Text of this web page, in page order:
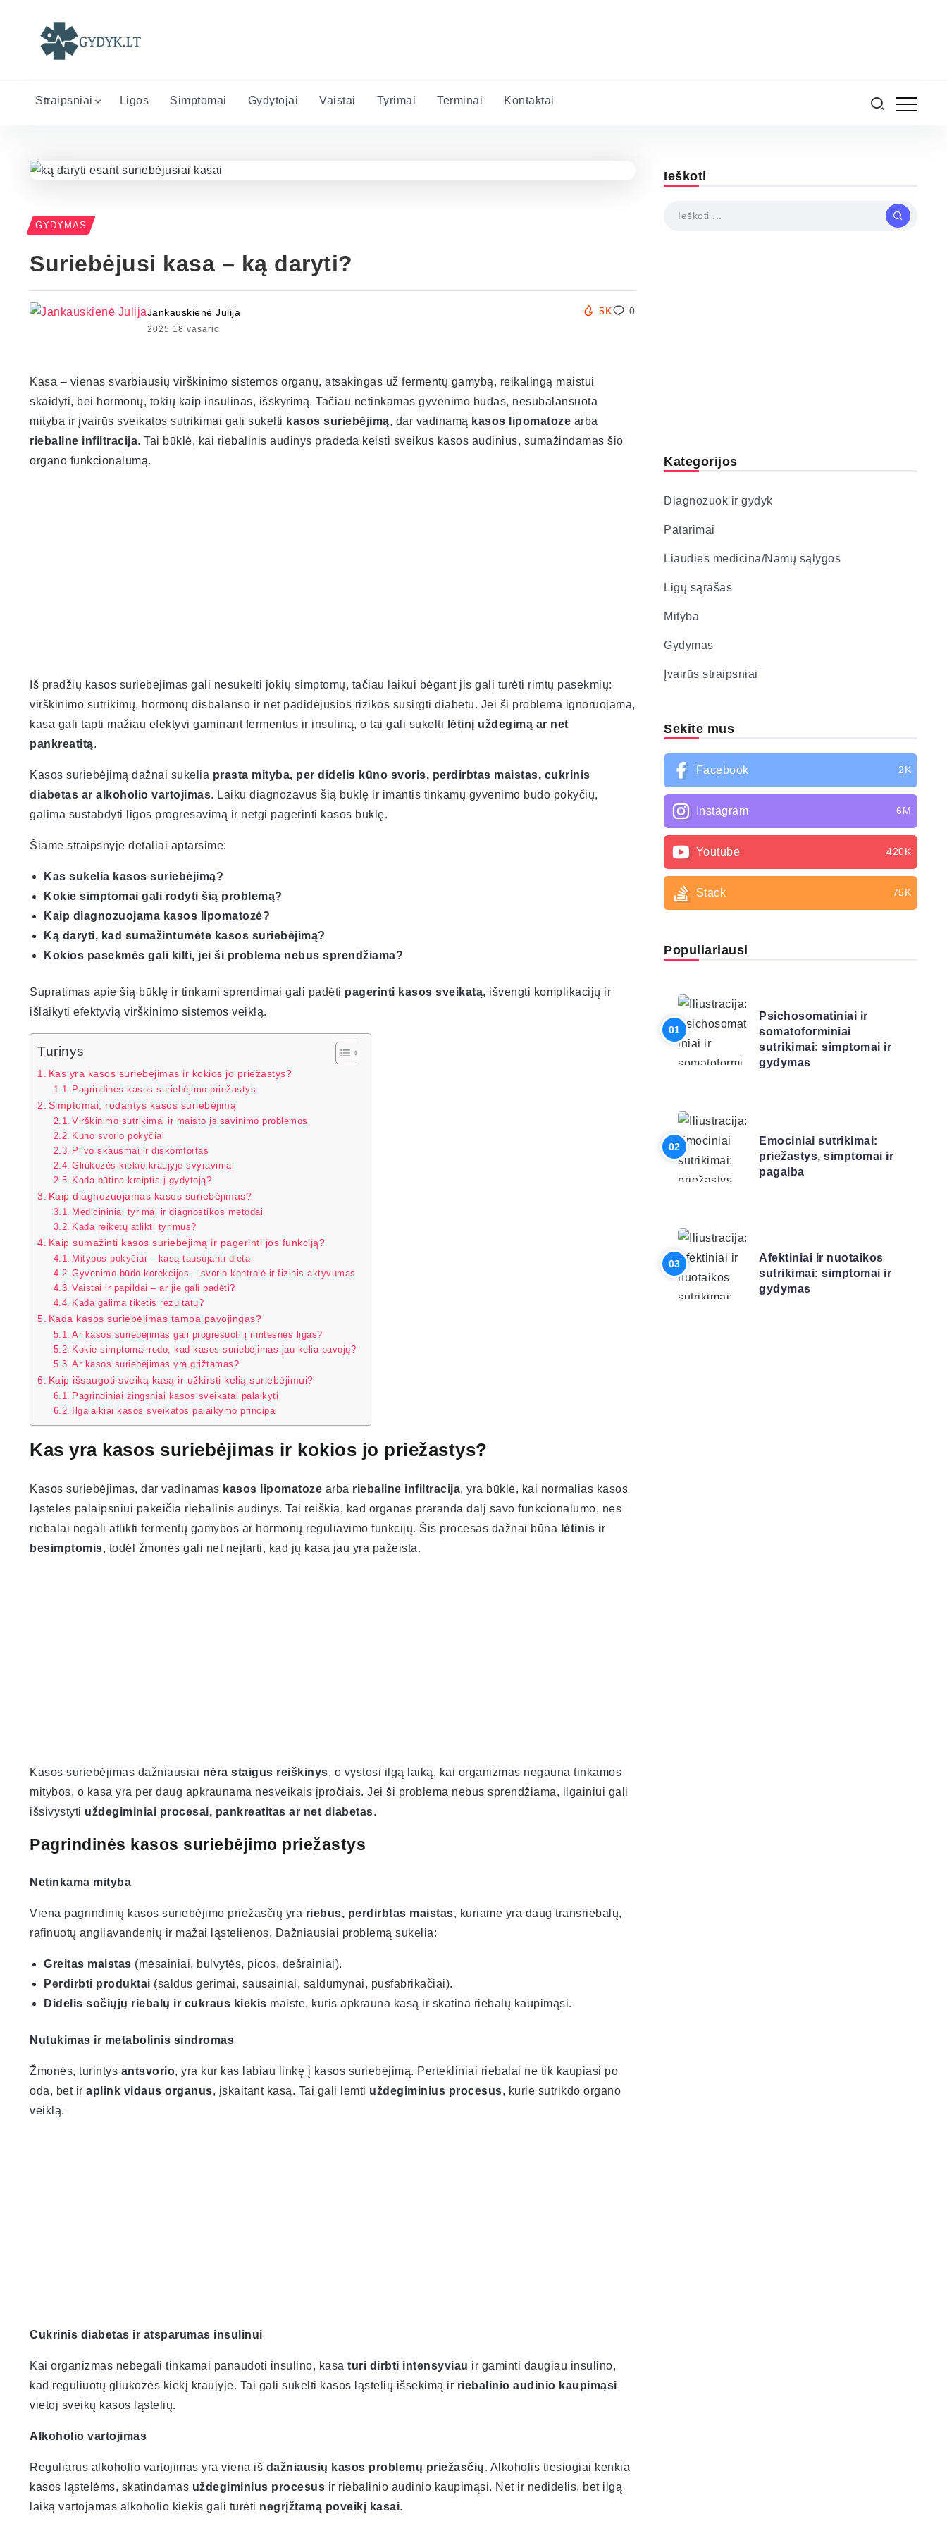
Straipsniai Ligos Simptomai Gydytojai Vaistai Tyrimai Terminai Kontaktai
GYDYMAS
Suriebėjusi kasa – ką daryti?
Jankauskienė Julija
2025 18 vasario
5K 0
Kasa – vienas svarbiausių virškinimo sistemos organų, atsakingas už fermentų gamybą, reikalingą maistui
skaidyti, bei hormonų, tokių kaip insulinas, išskyrimą. Tačiau netinkamas gyvenimo būdas, nesubalansuota
mityba ir įvairūs sveikatos sutrikimai gali sukelti kasos suriebėjimą, dar vadinamą kasos lipomatoze arba
riebaline infiltracija. Tai būklė, kai riebalinis audinys pradeda keisti sveikus kasos audinius, sumažindamas šio
organo funkcionalumą.
Iš pradžių kasos suriebėjimas gali nesukelti jokių simptomų, tačiau laikui bėgant jis gali turėti rimtų pasekmių:
virškinimo sutrikimų, hormonų disbalanso ir net padidėjusios rizikos susirgti diabetu. Jei ši problema ignoruojama,
kasa gali tapti mažiau efektyvi gaminant fermentus ir insuliną, o tai gali sukelti lėtinį uždegimą ar net
pankreatitą.
Kasos suriebėjimą dažnai sukelia prasta mityba, per didelis kūno svoris, perdirbtas maistas, cukrinis
diabetas ar alkoholio vartojimas. Laiku diagnozavus šią būklę ir imantis tinkamų gyvenimo būdo pokyčių,
galima sustabdyti ligos progresavimą ir netgi pagerinti kasos būklę.
Šiame straipsnyje detaliai aptarsime:
Kas sukelia kasos suriebėjimą?
Kokie simptomai gali rodyti šią problemą?
Kaip diagnozuojama kasos lipomatozė?
Ką daryti, kad sumažintumėte kasos suriebėjimą?
Kokios pasekmės gali kilti, jei ši problema nebus sprendžiama?
Supratimas apie šią būklę ir tinkami sprendimai gali padėti pagerinti kasos sveikatą, išvengti komplikacijų ir
išlaikyti efektyvią virškinimo sistemos veiklą.
Turinys
Kas yra kasos suriebėjimas ir kokios jo priežastys?
Pagrindinės kasos suriebėjimo priežastys
Simptomai, rodantys kasos suriebėjimą
Virškinimo sutrikimai ir maisto įsisavinimo problemos
Kūno svorio pokyčiai
Pilvo skausmai ir diskomfortas
Gliukozės kiekio kraujyje svyravimai
Kada būtina kreiptis į gydytoją?
Kaip diagnozuojamas kasos suriebėjimas?
Medicininiai tyrimai ir diagnostikos metodai
Kada reikėtų atlikti tyrimus?
Kaip sumažinti kasos suriebėjimą ir pagerinti jos funkciją?
Mitybos pokyčiai – kasą tausojanti dieta
Gyvenimo būdo korekcijos – svorio kontrolė ir fizinis aktyvumas
Vaistai ir papildai – ar jie gali padėti?
Kada galima tikėtis rezultatų?
Kada kasos suriebėjimas tampa pavojingas?
Ar kasos suriebėjimas gali progresuoti į rimtesnes ligas?
Kokie simptomai rodo, kad kasos suriebėjimas jau kelia pavojų?
Ar kasos suriebėjimas yra grįžtamas?
Kaip išsaugoti sveiką kasą ir užkirsti kelią suriebėjimui?
Pagrindiniai žingsniai kasos sveikatai palaikyti
Ilgalaikiai kasos sveikatos palaikymo principai
Kas yra kasos suriebėjimas ir kokios jo priežastys?
Kasos suriebėjimas, dar vadinamas kasos lipomatoze arba riebaline infiltracija, yra būklė, kai normalias kasos
ląsteles palaipsniui pakeičia riebalinis audinys. Tai reiškia, kad organas praranda dalį savo funkcionalumo, nes
riebalai negali atlikti fermentų gamybos ar hormonų reguliavimo funkcijų. Šis procesas dažnai būna lėtinis ir
besimptomis, todėl žmonės gali net neįtarti, kad jų kasa jau yra pažeista.
Kasos suriebėjimas dažniausiai nėra staigus reiškinys, o vystosi ilgą laiką, kai organizmas negauna tinkamos
mitybos, o kasa yra per daug apkraunama nesveikais įpročiais. Jei ši problema nebus sprendžiama, ilgainiui gali
išsivystyti uždegiminiai procesai, pankreatitas ar net diabetas.
Pagrindinės kasos suriebėjimo priežastys
Netinkama mityba
Viena pagrindinių kasos suriebėjimo priežasčių yra riebus, perdirbtas maistas, kuriame yra daug transriebalų,
rafinuotų angliavandenių ir mažai ląstelienos. Dažniausiai problemą sukelia:
Greitas maistas (mėsainiai, bulvytės, picos, dešrainiai).
Perdirbti produktai (saldūs gėrimai, sausainiai, saldumynai, pusfabrikačiai).
Didelis sočiųjų riebalų ir cukraus kiekis maiste, kuris apkrauna kasą ir skatina riebalų kaupimąsi.
Nutukimas ir metabolinis sindromas
Žmonės, turintys antsvorio, yra kur kas labiau linkę į kasos suriebėjimą. Pertekliniai riebalai ne tik kaupiasi po
oda, bet ir aplink vidaus organus, įskaitant kasą. Tai gali lemti uždegiminius procesus, kurie sutrikdo organo
veiklą.
Cukrinis diabetas ir atsparumas insulinui
Kai organizmas nebegali tinkamai panaudoti insulino, kasa turi dirbti intensyviau ir gaminti daugiau insulino,
kad reguliuotų gliukozės kiekį kraujyje. Tai gali sukelti kasos ląstelių išsekimą ir riebalinio audinio kaupimąsi
vietoj sveikų kasos ląstelių.
Alkoholio vartojimas
Reguliarus alkoholio vartojimas yra viena iš dažniausių kasos problemų priežasčių. Alkoholis tiesiogiai kenkia
kasos ląstelėms, skatindamas uždegiminius procesus ir riebalinio audinio kaupimąsi. Net ir nedidelis, bet ilgą
laiką vartojamas alkoholio kiekis gali turėti negrįžtamą poveikį kasai.
Ieškoti
Kategorijos
Diagnozuok ir gydyk
Patarimai
Liaudies medicina/Namų sąlygos
Ligų sąrašas
Mityba
Gydymas
Įvairūs straipsniai
Sekite mus
Facebook 2K
Instagram 6M
Youtube 420K
Stack 75K
Populiariausi
Psichosomatiniai ir
somatoforminiai
sutrikimai: simptomai ir
gydymas
Emociniai sutrikimai:
priežastys, simptomai ir
pagalba
Afektiniai ir nuotaikos
sutrikimai: simptomai ir
gydymas